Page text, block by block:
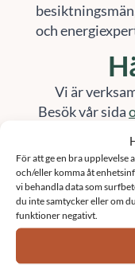
För att ge en bra upplevelse
och/eller komma åt
vi behandla data som
du inte samtycker eller om
funktioner negativt.
och
Vi är
Besök vår sida
Namn*